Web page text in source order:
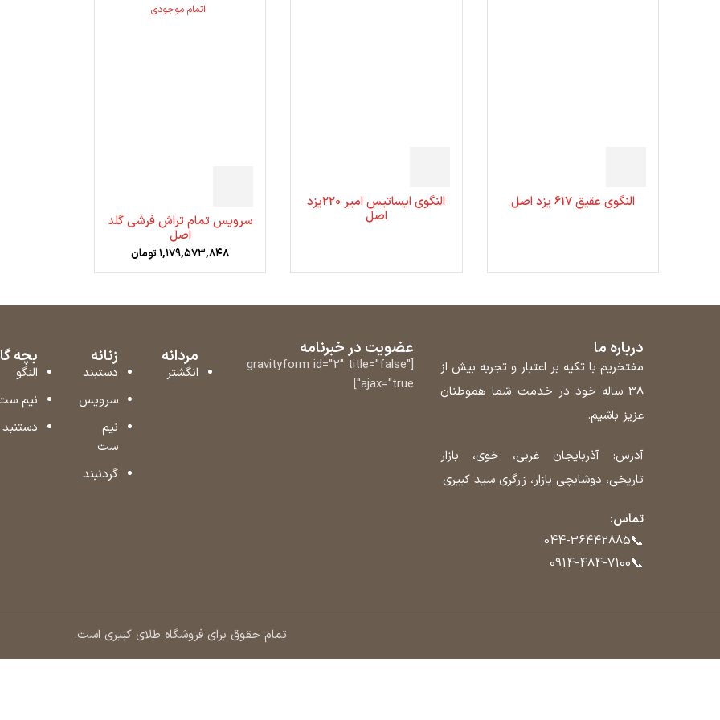
النگوی عقیق 617 یزد اصل النگوی ایساتیس امیر 220یزد
اصل
اتمام موجودی
سرویس تمام تراش فرشی گلد
اصل
۱,۱۷۹,۵۷۳,۸۴۸تومان
درباره ما
مفتخریم با تکیه بر اعتبار و تجربه بیش از
38 ساله خود در خدمت شما هموطنان
عزیز باشیم.
آدرس: آذربایجان غربی، خوی، بازار
تاریخی، دوشابچی بازار، زرگری سید کبیری
تماس:
📞
044-36442885
📞
0914-484-7100
عضویت در خبرنامه
[gravityform id="2" title="false"
ajax="true"]
مردانه
انگشتر
زنانه
دستبند
سرویس
نیم
ست
گردنبند
بچه
النگو
نیم
دستنبد
تمام حقوق برای فروشگاه طلای کبیری است.